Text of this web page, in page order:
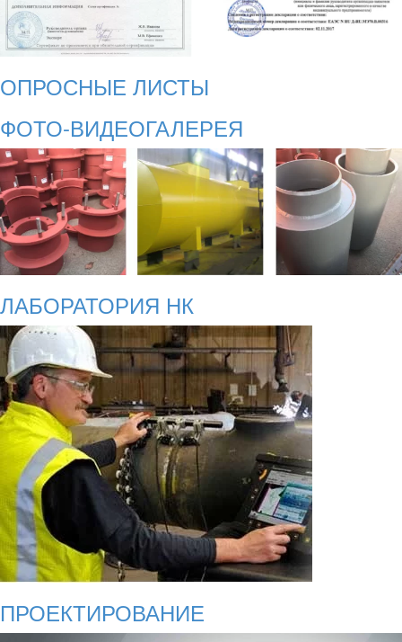
ОПРОСНЫЕ ЛИСТЫ
ФОТО-ВИДЕОГАЛЕРЕЯ
ЛАБОРАТОРИЯ НК
ПРОЕКТИРОВАНИЕ